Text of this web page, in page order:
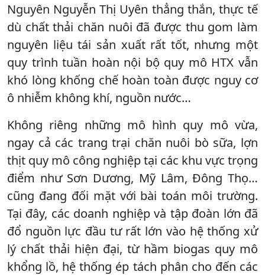
Nguyên Nguyễn Thị Uyên thẳng thắn, thực tế
dù chất thải chăn nuôi đã được thu gom làm
nguyên liệu tái sản xuất rất tốt, nhưng một
quy trình tuần hoàn nội bộ quy mô HTX vẫn
khó lòng khống chế hoàn toàn được nguy cơ
ô nhiễm không khí, nguồn nước…
Không riêng những mô hình quy mô vừa,
ngay cả các trang trại chăn nuôi bò sữa, lợn
thịt quy mô công nghiệp tại các khu vực trọng
điểm như Sơn Dương, Mỹ Lâm, Đông Thọ…
cũng đang đối mặt với bài toán môi trường.
Tại đây, các doanh nghiệp và tập đoàn lớn đã
đổ nguồn lực đầu tư rất lớn vào hệ thống xử
lý chất thải hiện đại, từ hầm biogas quy mô
khổng lồ, hệ thống ép tách phân cho đến các